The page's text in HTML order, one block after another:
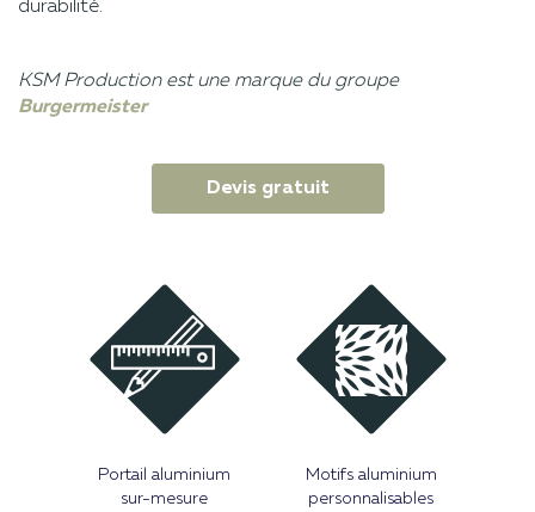
durabilité.
KSM Production est une marque du groupe
Burgermeister
Devis gratuit
Portail aluminium
sur-mesure
Motifs aluminium
personnalisables